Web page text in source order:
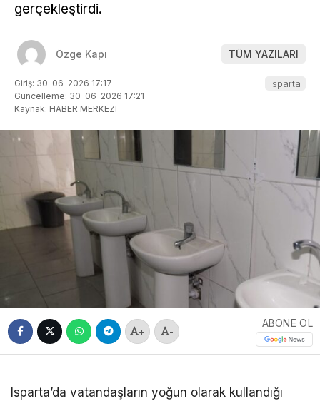
gerçekleştirdi.
Özge Kapı TÜM YAZILARI
Giriş: 30-06-2026 17:17
Güncelleme: 30-06-2026 17:21
Kaynak: HABER MERKEZI
Isparta
+ -
ABONE OL
Isparta’da vatandaşların yoğun olarak kullandığı